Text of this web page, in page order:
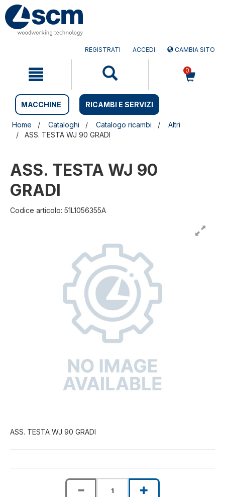
Salta
contenuto
Salta
menu
REGISTRATI ACCEDI CAMBIA SITO
0
MACCHINE RICAMBI E SERVIZI
Home Cataloghi Catalogo ricambi
Altri
ASS. TESTA WJ 90 GRADI
ASS. TESTA WJ 90
GRADI
Codice articolo: 51L1056355A
ASS. TESTA WJ 90 GRADI